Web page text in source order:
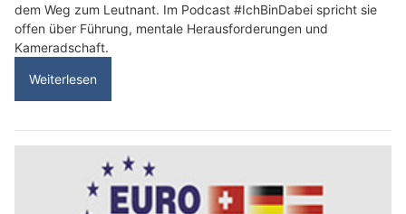
dem Weg zum Leutnant. Im Podcast #IchBinDabei spricht sie
offen über Führung, mentale Herausforderungen und
Kameradschaft.
Weiterlesen